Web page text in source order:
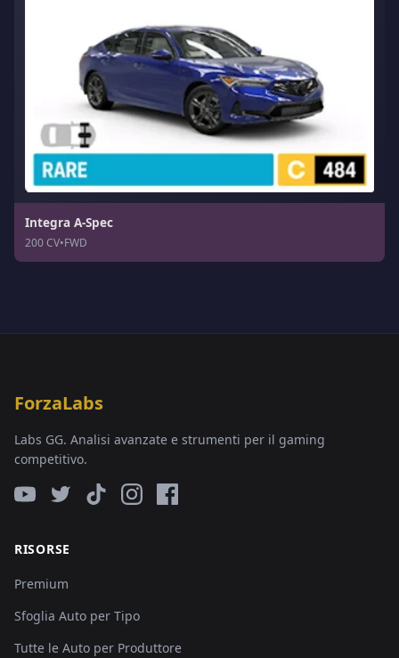
Integra A-Spec
200 CV•FWD
ForzaLabs
Labs GG. Analisi avanzate e strumenti per il gaming
competitivo.
RISORSE
Premium
Sfoglia Auto per Tipo
Tutte le Auto per Produttore